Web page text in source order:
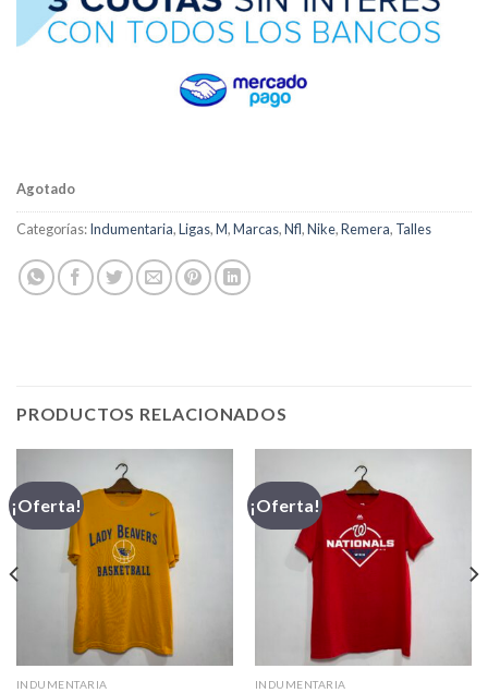
Agotado
Categorías:Indumentaria,Ligas,M,Marcas,Nfl,Nike,Remera, Talles
PRODUCTOS RELACIONADOS
¡Oferta!
INDUMENTARIA
¡Oferta!
INDUMENTARIA